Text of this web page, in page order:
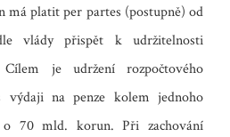
má platit per partes (postupně) od
vlády přispět k udržitelnosti
Cílem je udržení rozpočtového
výdaji na penze kolem jednoho
70 mld. korun. Při zachování